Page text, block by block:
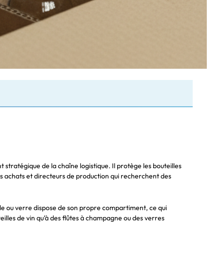
stratégique de la chaîne logistique. Il protège les bouteilles
achats et directeurs de production qui recherchent des
ou verre dispose de son propre compartiment, ce qui
de vin qu’à des flûtes à champagne ou des verres